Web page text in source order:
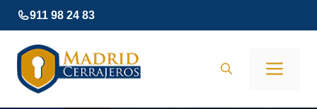
Saltar
al
contenido
911 98 24 83